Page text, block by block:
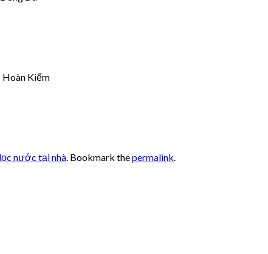
Hoàn Kiếm
nước tại nhà. Bookmark thepermalink.